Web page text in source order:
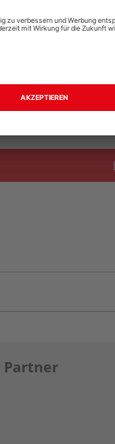
Auf Vorbestellung:
Auf Vorbestellung:
Partner